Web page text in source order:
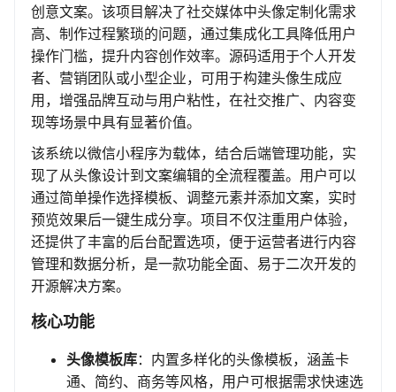
创意文案。该项目解决了社交媒体中头像定制化需求
高、制作过程繁琐的问题，通过集成化工具降低用户
操作门槛，提升内容创作效率。源码适用于个人开发
者、营销团队或小型企业，可用于构建头像生成应
用，增强品牌互动与用户粘性，在社交推广、内容变
现等场景中具有显著价值。
该系统以微信小程序为载体，结合后端管理功能，实
现了从头像设计到文案编辑的全流程覆盖。用户可以
通过简单操作选择模板、调整元素并添加文案，实时
预览效果后一键生成分享。项目不仅注重用户体验，
还提供了丰富的后台配置选项，便于运营者进行内容
管理和数据分析，是一款功能全面、易于二次开发的
开源解决方案。
核心功能
头像模板库：内置多样化的头像模板，涵盖卡
通、简约、商务等风格，用户可根据需求快速选